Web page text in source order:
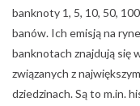
banknoty 1, 5, 10, 50,
banów. Ich emisją na
banknotach znajdują się
związanych z
dziedzinach. Są to m.in.